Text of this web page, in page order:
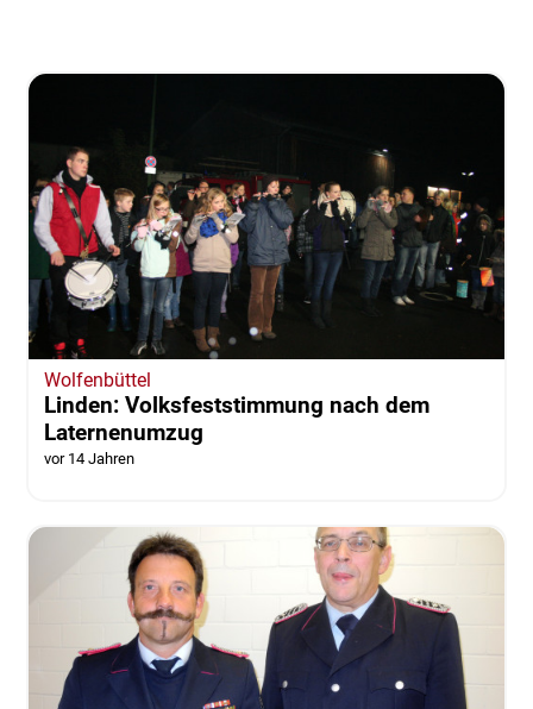
Wolfenbüttel
Linden: Volksfeststimmung nach dem
Laternenumzug
vor 14 Jahren